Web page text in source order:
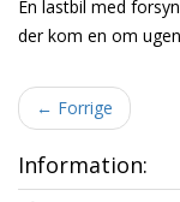
En lastbil med
der kom en om
← Forrige
Information: